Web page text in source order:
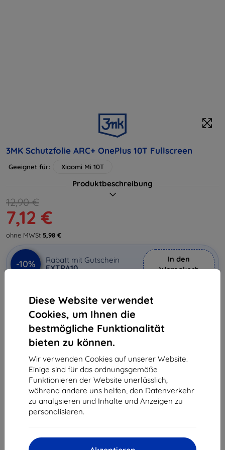
Diese Website verwendet
Cookies, um Ihnen die
bestmögliche Funktionalität
bieten zu können.
Wir verwenden Cookies auf unserer Website.
Einige sind für das ordnungsgemäße
Funktionieren der Website unerlässlich,
während andere uns helfen, den Datenverkehr
zu analysieren und Inhalte und Anzeigen zu
personalisieren.
3MK Schutzfolie ARC+ OnePlus 10T Fullscreen
Geeignet für: Xiaomi Mi 10T
Produktbeschreibung
12,90 €
7,12 €
ohne MWSt 5,98 €
-10%
Rabatt mit Gutschein
EXTRA10
In den
Warenkorb
Auf Lager 2 Stk.
In den Warenkorb
Massenrabatt
2Stck.
10%
7,12 €/Stck.
3Stck.+
15%
Lieferung 11. August - 12. August